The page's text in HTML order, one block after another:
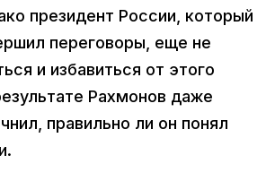
президент России, который
переговоры, еще не
и избавиться от этого
Рахмонов даже
правильно ли он понял